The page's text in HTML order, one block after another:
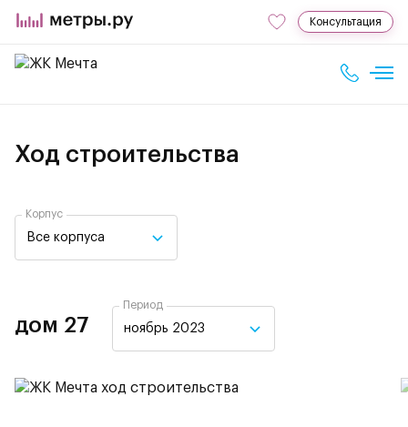
Консультация
Ход строительства
Корпус
Все корпуса
дом 27
Период
ноябрь 2023